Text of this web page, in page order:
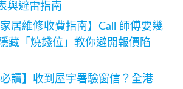
與避雷指南
居維修收費指南】Call 師傅要幾
藏「燒錢位」教你避開報價陷
讀】收到屋宇署驗窗信？全港